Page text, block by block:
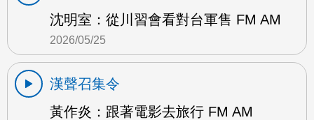
沈明室：從川習會看對台軍售 FM AM
2026/05/25
漢聲召集令
黃作炎：跟著電影去旅行 FM AM